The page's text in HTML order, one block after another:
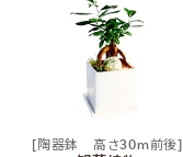
[陶器鉢 高さ30m前後]